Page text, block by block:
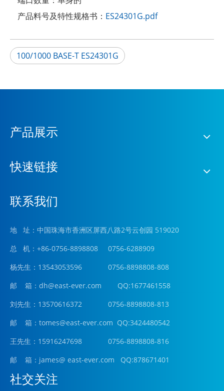
产品料号及特性规格书： ES24301G.pdf
100/1000 BASE-T ES24301G
产品展示
快速链接
联系我们
地 址：中国珠海市香洲区屏西八路2号云创园 519020
总 机：+86-0756-8898808 0756-6288909
杨先生：13543053596 0756-8898808-808
邮 箱： dh@east-ever.com QQ:1677461558
刘先生：13570616372 0756-8898808-813
邮 箱：tomes@east-ever.com QQ:3424480542
王先生：15916247698 0756-8898808-816
邮 箱：james@ east-ever.com QQ:878671401
社交关注